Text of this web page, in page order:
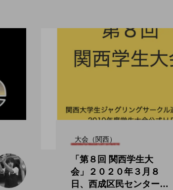
大会（関西）
「第８回 関西学生大
会」２０２０年３月８
日、西成区民センターに